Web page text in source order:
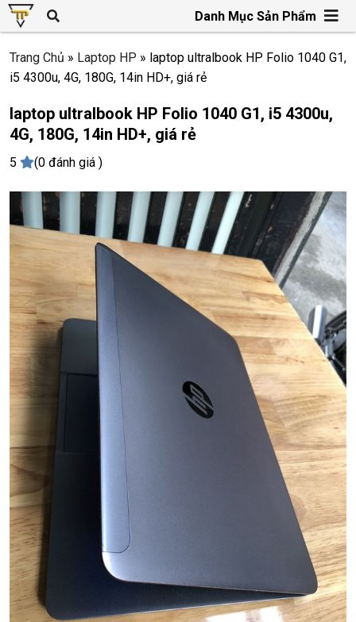
Danh Mục Sản Phẩm
Trang Chủ » Laptop HP » laptop ultralbook HP Folio 1040 G1,
i5 4300u, 4G, 180G, 14in HD+, giá rẻ
laptop ultralbook HP Folio 1040 G1, i5 4300u,
4G, 180G, 14in HD+, giá rẻ
5 (0 đánh giá )